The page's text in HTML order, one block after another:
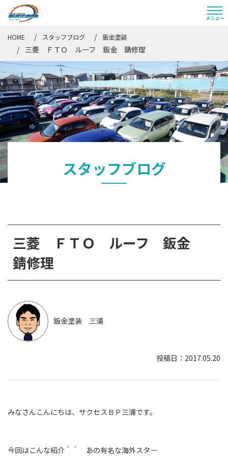
HOME スタッフブログ 鈑金塗装
三菱 ＦＴＯ ルーフ 鈑金 錆修理
スタッフブログ
三菱 ＦＴＯ ルーフ 鈑金
錆修理
鈑金塗装 三浦
2017.05.20
みなさんこんにちは、サクセスＢＰ三浦です。
今回はこんな紹介＾＾ あの有名な海外スター